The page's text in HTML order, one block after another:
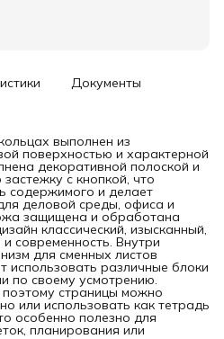
Документы
выполнен из
поверхностью и характерной
декоративной полоской и
с кнопкой, что
содержимого и делает
деловой среды, офиса и
защищена и обработана
классический, изысканный,
современность. Внутри
для сменных листов
использовать различные блоки
по своему усмотрению.
страницы можно
или использовать как тетрадь
особенно полезно для
планирования или